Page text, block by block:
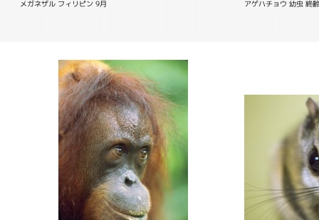
メガネザル フィリピン 9月 アゲハチョウ 幼虫 終